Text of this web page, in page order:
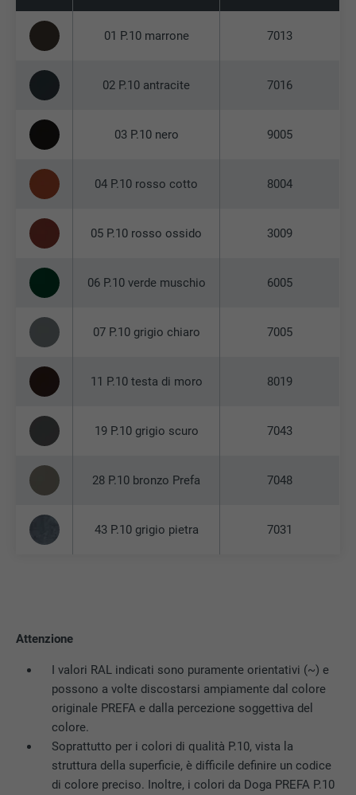
01 P.10 marrone 7013
02 P.10 antracite 7016
03 P.10 nero 9005
04 P.10 rosso cotto 8004
05 P.10 rosso ossido 3009
06 P.10 verde muschio 6005
07 P.10 grigio chiaro 7005
11 P.10 testa di moro 8019
19 P.10 grigio scuro 7043
28 P.10 bronzo Prefa 7048
43 P.10 grigio pietra 7031
Attenzione
I valori RAL indicati sono puramente orientativi (~) e
possono a volte discostarsi ampiamente dal colore
originale PREFA e dalla percezione soggettiva del
colore.
Soprattutto per i colori di qualità P.10, vista la
struttura della superficie, è difficile definire un codice
di colore preciso. Inoltre, i colori da Doga PREFA P.10